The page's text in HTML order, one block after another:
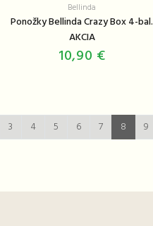
Bellinda
Ponožky Bellinda Crazy Box 4-bal.
AKCIA
10,90 €
3 4 5 6 7 8 9